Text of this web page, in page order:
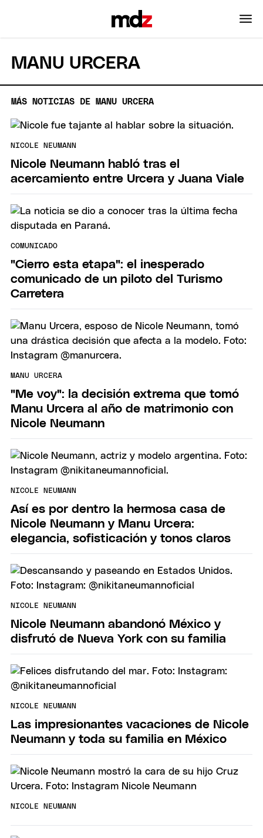
MANU URCERA
MÁS NOTICIAS DE MANU URCERA
NICOLE NEUMANN
Nicole Neumann habló tras el
acercamiento entre Urcera y Juana Viale
COMUNICADO
"Cierro esta etapa": el inesperado
comunicado de un piloto del Turismo
Carretera
MANU URCERA
"Me voy": la decisión extrema que tomó
Manu Urcera al año de matrimonio con
Nicole Neumann
NICOLE NEUMANN
Así es por dentro la hermosa casa de
Nicole Neumann y Manu Urcera:
elegancia, sofisticación y tonos claros
NICOLE NEUMANN
Nicole Neumann abandonó México y
disfrutó de Nueva York con su familia
NICOLE NEUMANN
Las impresionantes vacaciones de Nicole
Neumann y toda su familia en México
NICOLE NEUMANN